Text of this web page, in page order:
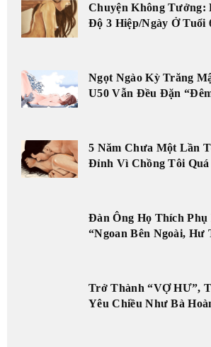
Chuyện Không Tưởng:
Độ 3 Hiệp/Ngày Ở Tuổi
Ngọt Ngào Kỳ Trăng
U50 Vẫn Đều Đặn
5 Năm Chưa Một Lần
Đỉnh Vì Chồng Tôi Quá
Đàn Ông Họ Thích
“Ngoan Bên Ngoài, Hư
Trở Thành “VỢ HƯ”,
Yêu Chiều Như Bà